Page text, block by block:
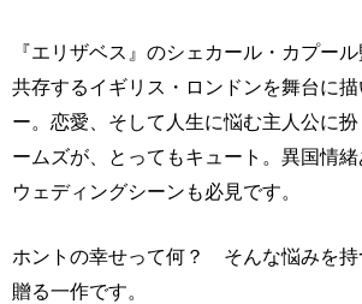
『エリザベス』のシェカール・カプー
共存するイギリス・ロンドンを舞台に描
ー。恋愛、そして人生に悩む主人公に
ームズが、とってもキュート。異国情
ウェディングシーンも必見です。
ホントの幸せって何？ そんな悩みを持
贈る一作です。